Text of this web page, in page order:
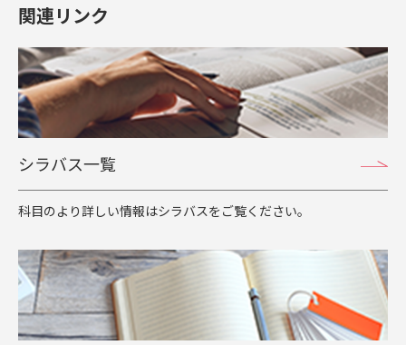
関連リンク
シラバス一覧
科目のより詳しい情報はシラバスをご覧ください。